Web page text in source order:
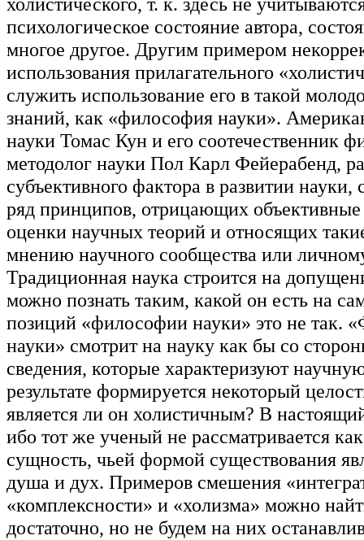
психологическое состояние автора,
многое другое. Другим примером
использования прилагательного
служить использование его в такой
знаний, как «философия науки».
науки Томас Кун и его соотечественник
методолог науки Пол Карл Фейерабенд,
субъективного фактора в развитии
ряд принципов, отрицающих объективные
оценки научных теорий и относящих
мнению научного сообщества или
Традиционная наука строится на
можно познать таким, какой он есть на
позиций «философии науки» это не так.
науки» смотрит на науку как бы со
сведения, которые характеризуют
результате формируется некоторый
является ли он холистичным? В
ибо тот же ученый не рассматривается
сущность, чьей формой существования
душа и дух. Примеров смешения
«комплексности» и «холизма» можно
достаточно, но не будем на них